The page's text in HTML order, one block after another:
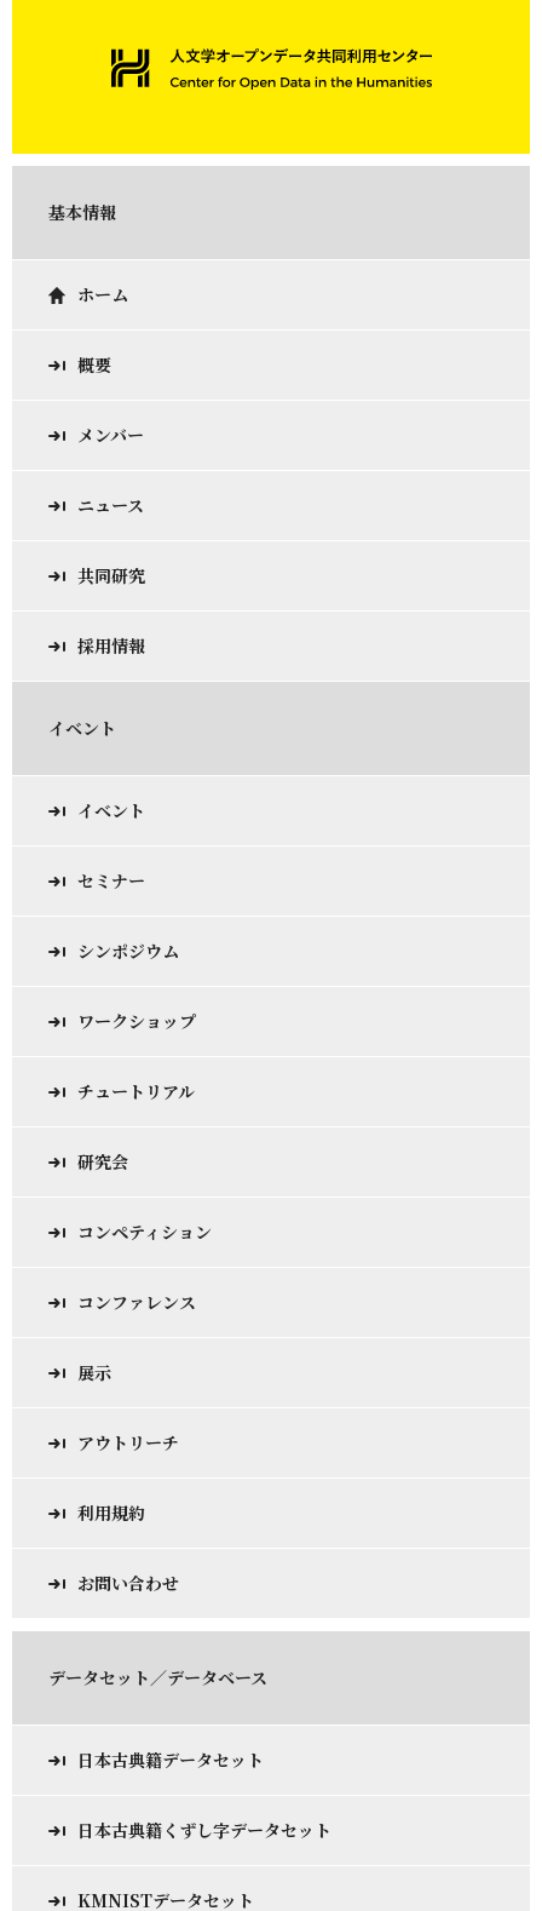
基本情報
ホーム
概要
メンバー
ニュース
共同研究
採用情報
イベント
イベント
セミナー
シンポジウム
ワークショップ
チュートリアル
研究会
コンペティション
コンファレンス
展示
アウトリーチ
利用規約
お問い合わせ
データセット／データベース
日本古典籍データセット
日本古典籍くずし字データセット
KMNISTデータセット